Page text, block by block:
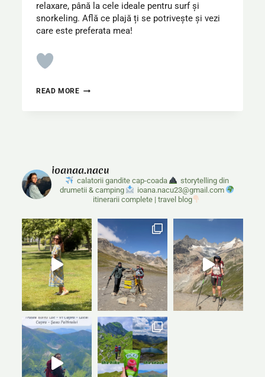
relaxare, până la cele ideale pentru surf și
snorkeling. Află ce plajă ți se potrivește și vezi
care este preferata mea!
READ MORE10
SUD
DIN
SRI
LANKA
ioanaa.nacu
calatorii gandite cap-coada
storytelling din
drumetii & camping
ioana.nacu23@gmail.com
itinerarii complete | travel blog